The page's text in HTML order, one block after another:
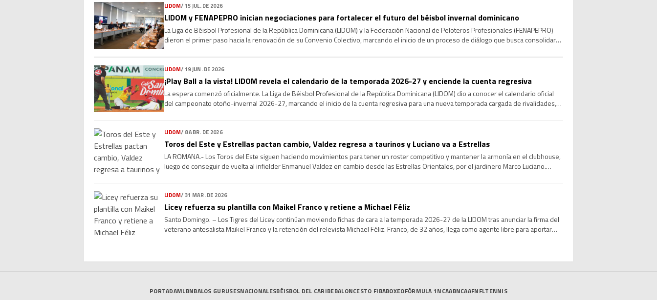
LIDOM/ 15 JUL. DE 2026
LIDOM y FENAPEPRO inician negociaciones para fortalecer el futuro del béisbol invernal dominicano
La Liga de Béisbol Profesional de la República Dominicana (LIDOM) y la Federación Nacional de Peloteros Profesionales (FENAPEPRO)
dieron el primer paso hacia la renovación de su Convenio Colectivo, marcando el inicio de un proceso de diálogo que busca consolidar
LIDOM/ 19 JUN. DE 2026
¡Play Ball a la vista! LIDOM revela el calendario de la temporada 2026-27 y enciende la cuenta regresiva
La espera comenzó oficialmente. La Liga de Béisbol Profesional de la República Dominicana (LIDOM) dio a conocer el calendario oficial
del campeonato otoño-invernal 2026-27, marcando el inicio de la cuenta regresiva para una nueva temporada cargada de rivalidades,
LIDOM/ 8 ABR. DE 2026
Toros del Este y Estrellas pactan cambio, Valdez regresa a taurinos y Luciano va a Estrellas
LA ROMANA.- Los Toros del Este siguen haciendo movimientos para tener un roster competitivo y mantener la armonía en el clubhouse,
luego de conseguir de vuelta al infielder Enmanuel Valdez en cambio desde las Estrellas Orientales, por el jardinero Marco Luciano.
LIDOM/ 31 MAR. DE 2026
Licey refuerza su plantilla con Maikel Franco y retiene a Michael Féliz
Santo Domingo. – Los Tigres del Licey continúan moviendo fichas de cara a la temporada 2026-27 de la LIDOM tras anunciar la firma del
veterano antesalista Maikel Franco y la retención del relevista Michael Féliz. Franco, de 32 años, llega como agente libre para aportar
PORTADAMLBNBALOS GURUSESNACIONALESBÉISBOL DEL CARIBEBALONCESTO FIBABOXEOFÓRMULA 1NCAABNCAAFNFLTENNIS